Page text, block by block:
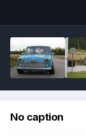
No caption